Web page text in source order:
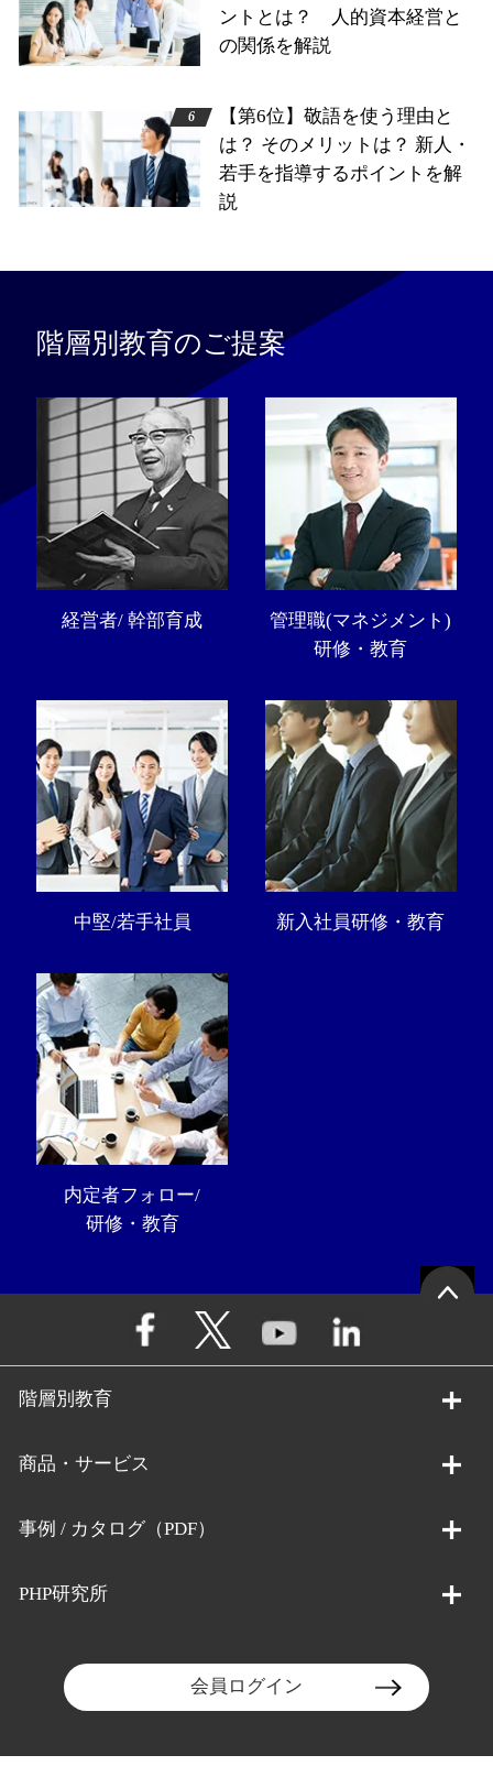
ントとは？ 人的資本経営と
の関係を解説
【第6位】敬語を使う理由と
は？ そのメリットは？ 新人・
若手を指導するポイントを解
説
階層別教育のご提案
経営者/ 幹部育成
管理職(マネジメント)
研修・教育
中堅/若手社員 新入社員研修・教育
内定者フォロー/
研修・教育
階層別教育
商品・サービス
事例 / カタログ（PDF）
PHP研究所
会員ログイン